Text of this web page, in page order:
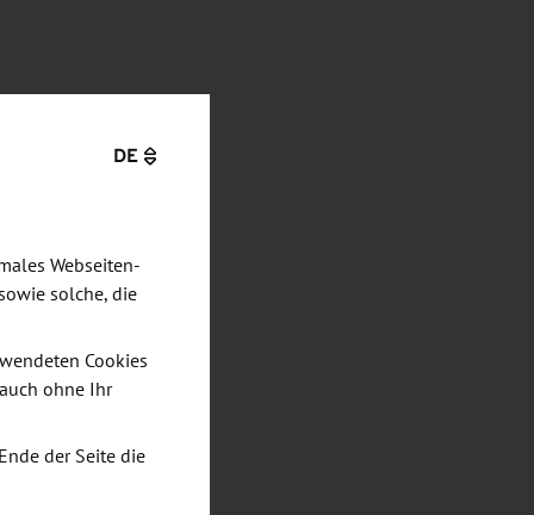
DE
Webseiten-
solche, die
Cookies
ohne Ihr
der Seite die